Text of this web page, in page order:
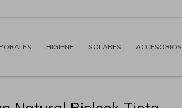
HIGIENE SOLARES ACCESORIOS